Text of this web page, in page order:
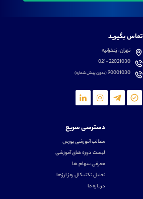
تماس بگیرید
تهران، زعفرانیه
021-22021030
90001030(بدون پیش شماره)
دسترسی سریع
مطالب آموزشی بورس
لیست دوره های آموزشی
معرفی سهام ها
تحلیل تکنیکال رمز ارزها
درباره ما